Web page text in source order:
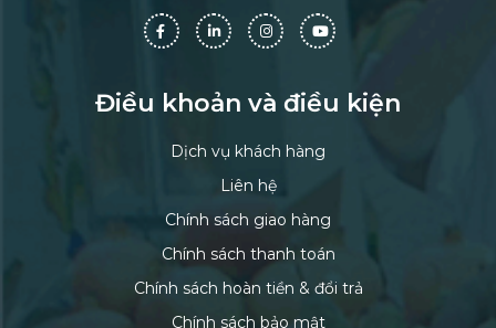
Điều khoản và điều kiện
Dịch vụ khách hàng
Liên hệ
Chính sách giao hàng
Chính sách thanh toán
Chính sách hoàn tiền & đổi trả
Chính sách bảo mật